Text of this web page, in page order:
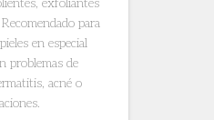
exfoliantes
para
en especial
problemas de
acné o